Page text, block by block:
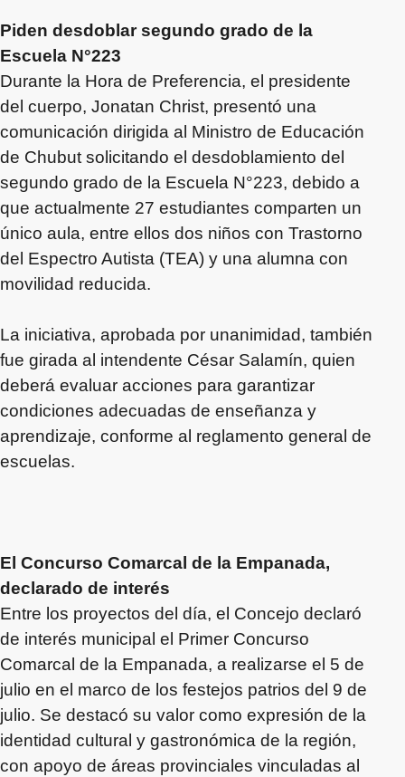
Piden desdoblar segundo grado de la
Escuela N°223
Durante la Hora de Preferencia, el presidente
del cuerpo, Jonatan Christ, presentó una
comunicación dirigida al Ministro de Educación
de Chubut solicitando el desdoblamiento del
segundo grado de la Escuela N°223, debido a
que actualmente 27 estudiantes comparten un
único aula, entre ellos dos niños con Trastorno
del Espectro Autista (TEA) y una alumna con
movilidad reducida.
La iniciativa, aprobada por unanimidad, también
fue girada al intendente César Salamín, quien
deberá evaluar acciones para garantizar
condiciones adecuadas de enseñanza y
aprendizaje, conforme al reglamento general de
escuelas.
El Concurso Comarcal de la Empanada,
declarado de interés
Entre los proyectos del día, el Concejo declaró
de interés municipal el Primer Concurso
Comarcal de la Empanada, a realizarse el 5 de
julio en el marco de los festejos patrios del 9 de
julio. Se destacó su valor como expresión de la
identidad cultural y gastronómica de la región,
con apoyo de áreas provinciales vinculadas al